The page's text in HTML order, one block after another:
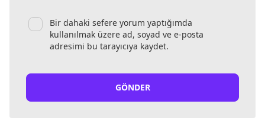
Bir dahaki sefere yorum yaptığımda
kullanılmak üzere ad, soyad ve e-posta
adresimi bu tarayıcıya kaydet.
GÖNDER